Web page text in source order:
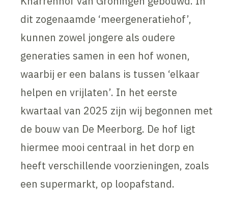
dit zogenaamde ‘meergeneratiehof’,
kunnen zowel jongere als oudere
generaties samen in een hof wonen,
waarbij er een balans is tussen ‘elkaar
helpen en vrijlaten’. In het eerste
kwartaal van 2025 zijn wij begonnen met
de bouw van De Meerborg. De hof ligt
hiermee mooi centraal in het dorp en
heeft verschillende voorzieningen, zoals
een supermarkt, op loopafstand.